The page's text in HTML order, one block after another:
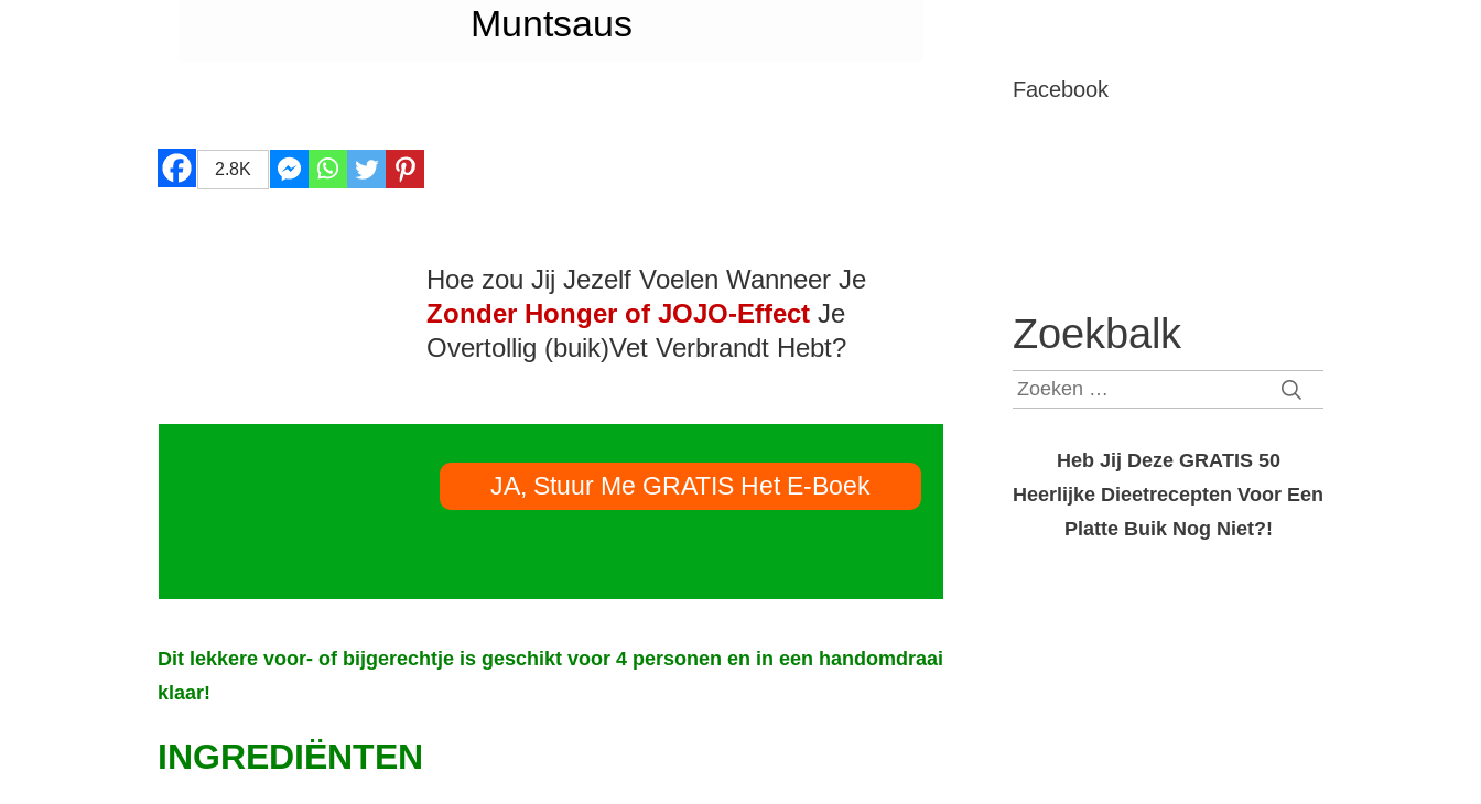
Muntsaus
2.8K
Hoe zou Jij Jezelf Voelen Wanneer Je
Zonder Honger of JOJO-Effect Je
Overtollig (buik)Vet Verbrandt Hebt?
JA, Stuur Me GRATIS Het E-Boek
Dit lekkere voor- of bijgerechtje is geschikt voor 4 personen en in een handomdraai
klaar!
INGREDIËNTEN
Facebook
Zoekbalk
Zoeken
Heb Jij Deze GRATIS 50
Heerlijke Dieetrecepten Voor Een
Platte Buik Nog Niet?!